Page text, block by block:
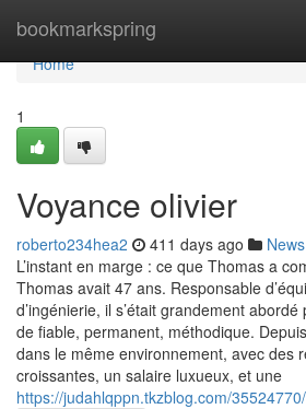
bookmarkspring
Home
Home
1
Voyance olivier
roberto234hea2 411 days ago News
L’instant en marge : ce que Thomas a
Thomas avait 47 ans. Responsable
d’ingénierie, il s’était grandement abordé
de fiable, permanent, méthodique.
dans le même environnement, avec des
croissantes, un salaire luxueux, et une
https://judahlqppn.tkzblog.com/